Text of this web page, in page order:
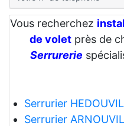
Vous recherchez
de voletprès de
Serrurerie
Serrurier
Serrurier